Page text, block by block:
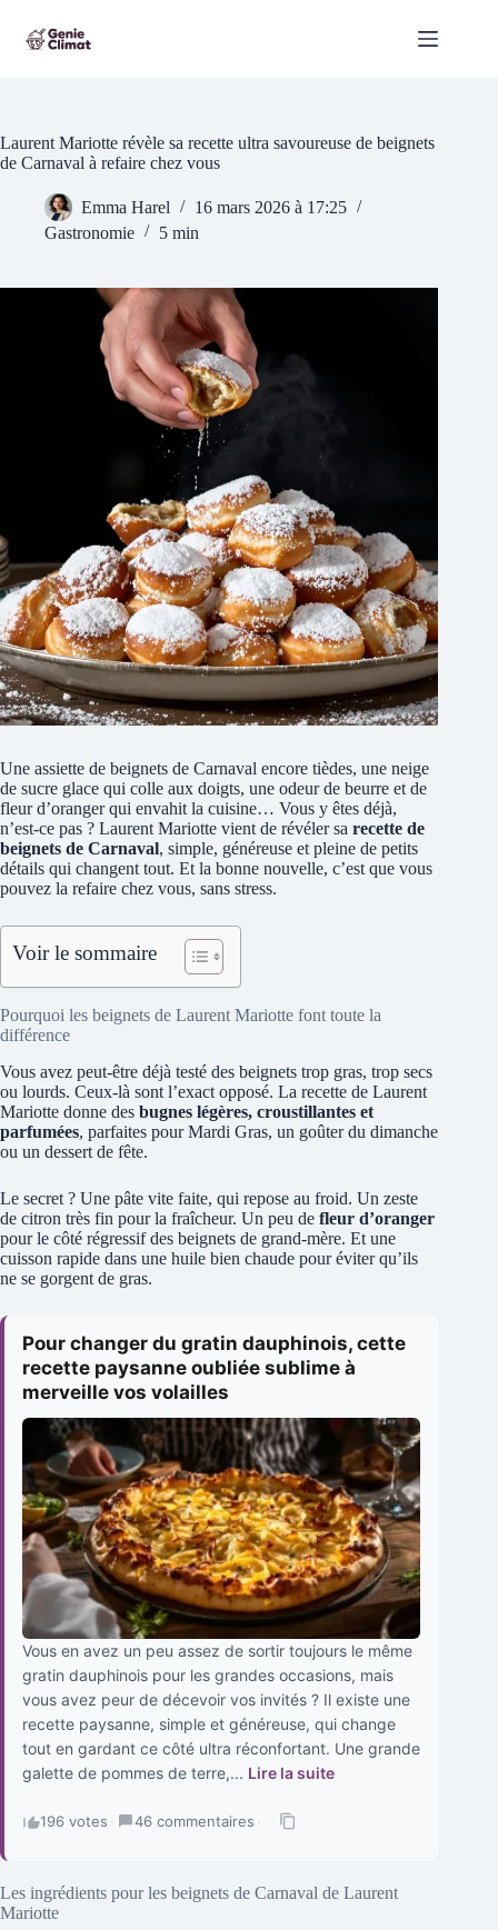
contenu
Laurent Mariotte révèle sa recette ultra savoureuse de beignets
de Carnaval à refaire chez vous
Emma Harel
16 mars 2026 à 17:25
Gastronomie
5 min
Une assiette de beignets de Carnaval encore tièdes, une neige
de sucre glace qui colle aux doigts, une odeur de beurre et de
fleur d’oranger qui envahit la cuisine… Vous y êtes déjà,
n’est-ce pas ? Laurent Mariotte vient de révéler sa recette de
beignets de Carnaval, simple, généreuse et pleine de petits
détails qui changent tout. Et la bonne nouvelle, c’est que vous
pouvez la refaire chez vous, sans stress.
Voir le sommaire
Pourquoi les beignets de Laurent Mariotte font toute la
différence
Vous avez peut-être déjà testé des beignets trop gras, trop secs
ou lourds. Ceux-là sont l’exact opposé. La recette de Laurent
Mariotte donne des bugnes légères, croustillantes et
parfumées, parfaites pour Mardi Gras, un goûter du dimanche
ou un dessert de fête.
Le secret ? Une pâte vite faite, qui repose au froid. Un zeste
de citron très fin pour la fraîcheur. Un peu de fleur d’oranger
pour le côté régressif des beignets de grand-mère. Et une
cuisson rapide dans une huile bien chaude pour éviter qu’ils
ne se gorgent de gras.
Pour changer du gratin dauphinois, cette
recette paysanne oubliée sublime à
merveille vos volailles
Vous en avez un peu assez de sortir toujours le même
gratin dauphinois pour les grandes occasions, mais
vous avez peur de décevoir vos invités ? Il existe une
recette paysanne, simple et généreuse, qui change
tout en gardant ce côté ultra réconfortant. Une grande
galette de pommes de terre,... Lire la suite
196 votes · 46 commentaires ·
Les ingrédients pour les beignets de Carnaval de Laurent
Mariotte